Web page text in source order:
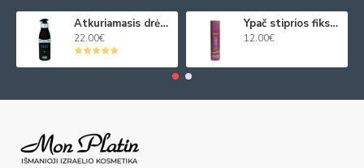
Atkuriamasis drėkinamasis plaukų kremas su juod. ikrų ekstraktu 250ml
22.00€
Ypač stiprios fiksacijos plaukų purškiklis 250ml
12.00€